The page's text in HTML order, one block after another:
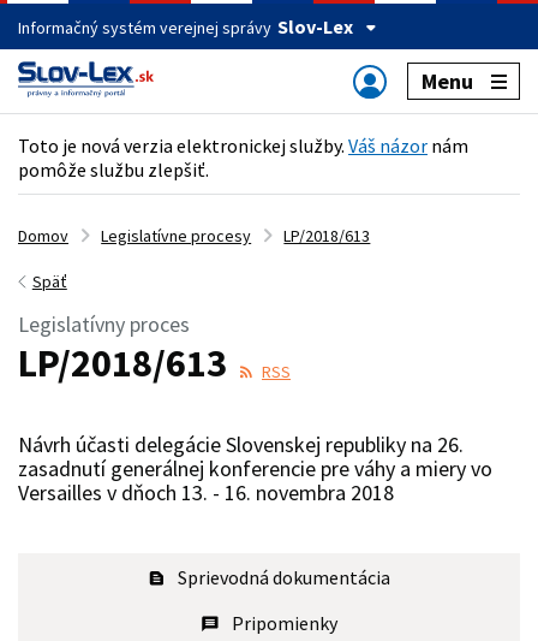
Informačný systém verejnej správy Slov-Lex
Menu
Toto je nová verzia elektronickej služby. Váš názor nám
pomôže službu zlepšiť.